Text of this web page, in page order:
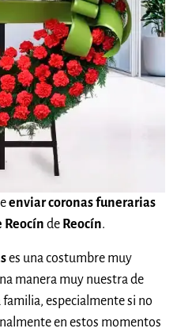
enviar coronas funerarias
Reocín de Reocín.
es una costumbre muy
manera muy nuestra de
especialmente si no
en estos momentos